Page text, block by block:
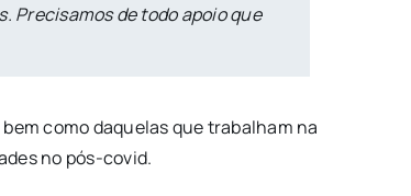
Precisamos de todo apoio que
como daquelas que trabalham na
no pós-covid.